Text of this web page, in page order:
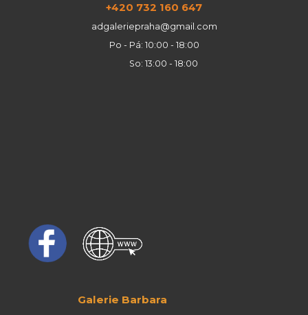
+420 732 160 647
adgaleriepraha@gmail.com
Po - Pá: 10:00 - 18:00
So: 13:00 - 18:00
Galerie Barbara